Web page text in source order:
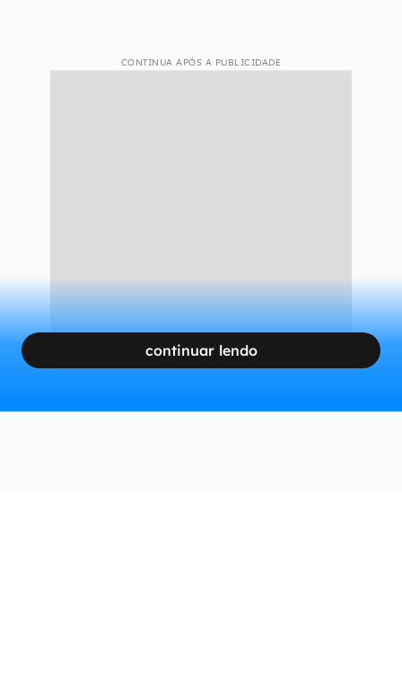
CONTINUA APÓS A PUBLICIDADE
continuar lendo